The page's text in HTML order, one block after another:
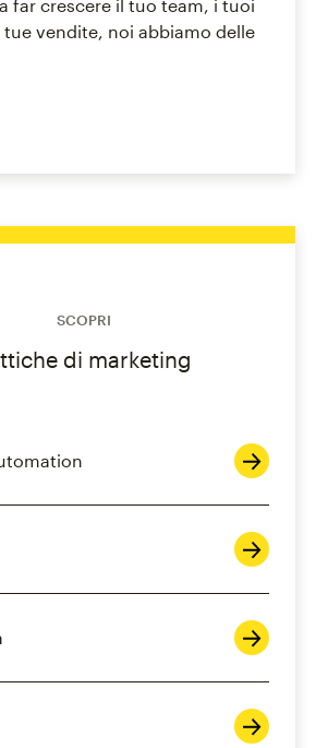
far crescere il tuo team, i tuoi
vendite, noi abbiamo delle
SCOPRI
di marketing